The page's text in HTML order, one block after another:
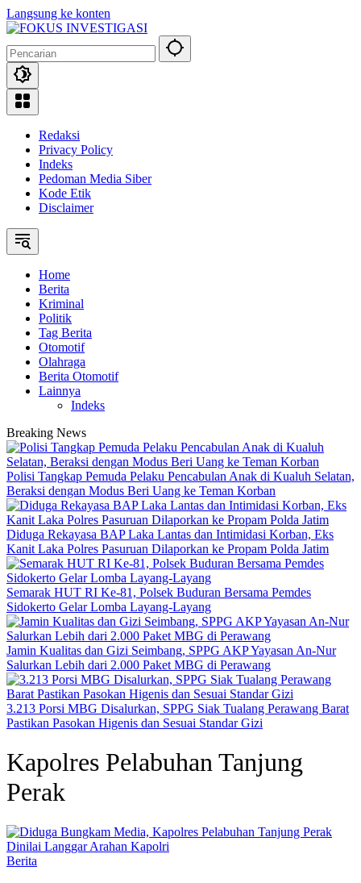
Langsung ke konten
Redaksi
Privacy Policy
Indeks
Pedoman Media Siber
Kode Etik
Disclaimer
Home
Berita
Kriminal
Politik
Tag Berita
Otomotif
Olahraga
Berita Otomotif
Lainnya
Indeks
Breaking News
Polisi Tangkap Pemuda Pelaku Pencabulan Anak di Kualuh Selatan,
Beraksi dengan Modus Beri Uang ke Teman Korban
Diduga Rekayasa BAP Laka Lantas dan Intimidasi Korban, Eks
Kanit Laka Polres Pasuruan Dilaporkan ke Propam Polda Jatim
Semarak HUT RI Ke-81, Polsek Buduran Bersama Pemdes
Sidokerto Gelar Lomba Layang-Layang
Jamin Kualitas dan Gizi Seimbang, SPPG AKP Yayasan An-Nur
Salurkan Lebih dari 2.000 Paket MBG di Perawang
3.213 Porsi MBG Disalurkan, SPPG Siak Tualang Perawang Barat
Pastikan Pasokan Higenis dan Sesuai Standar Gizi
Kapolres Pelabuhan Tanjung
Perak
Berita